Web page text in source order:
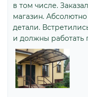
в том числе.
магазин.
детали.
и должны работать